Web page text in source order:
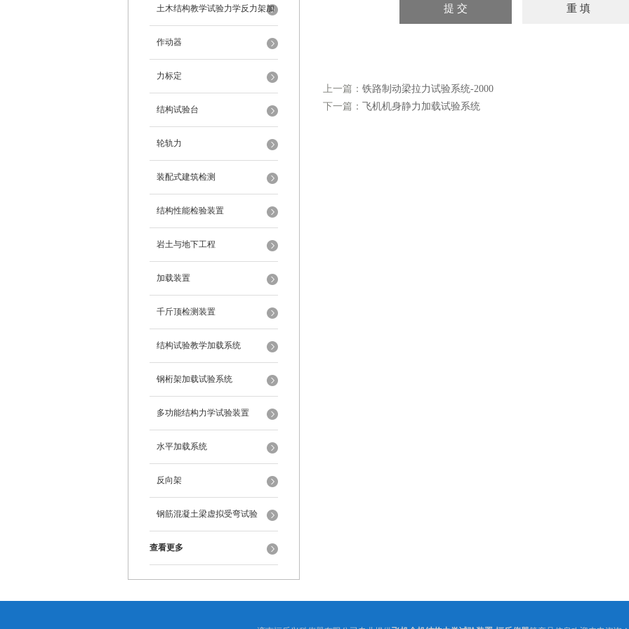
架
土木结构教学试验力学反力架加
载装置
作动器
力标定
结构试验台
轮轨力
装配式建筑检测
结构性能检验装置
岩土与地下工程
加载装置
千斤顶检测装置
结构试验教学加载系统
钢桁架加载试验系统
多功能结构力学试验装置
水平加载系统
反向架
钢筋混凝土梁虚拟受弯试验
查看更多
上一篇： 铁路制动梁拉力试验系统-2000
下一篇：
飞机机身静力加载试验系统